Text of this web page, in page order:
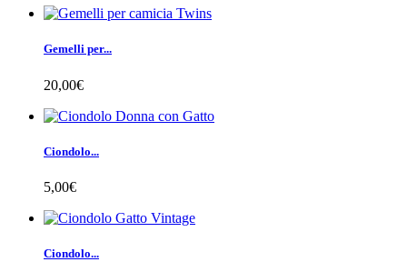
Gemelli per...
20,00€
Ciondolo...
5,00€
Ciondolo...